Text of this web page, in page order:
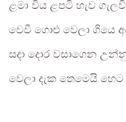
ළමා විය ළපටි හැව
වෙවී ගොළු වෙලා ගියෙ
සදා දොර වසාගෙන
වෙලා දැක තෙමෙයි